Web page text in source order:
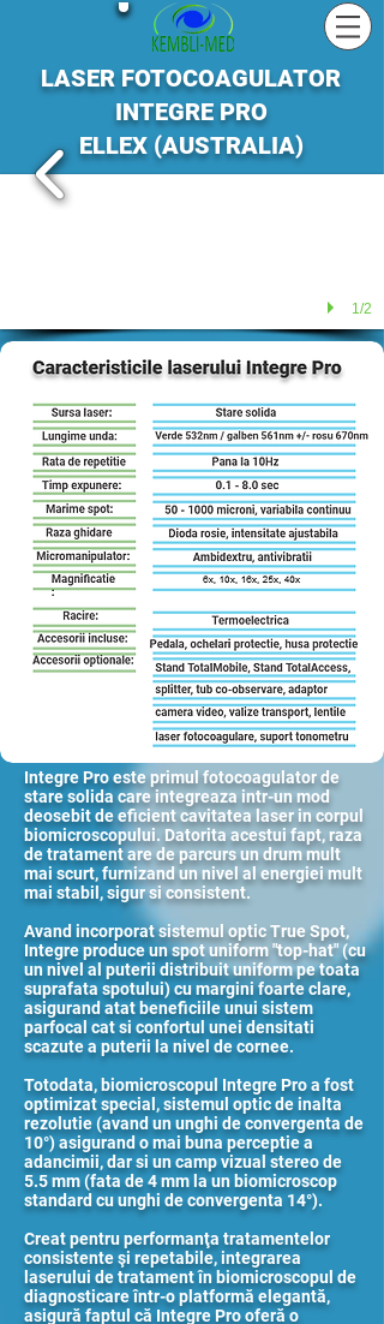
LASER FOTOCOAGULATOR
INTEGRE PRO
ELLEX (AUSTRALIA)
​​Integre Pro este primul fotocoagulator de
stare solida care integreaza intr-un mod
deosebit de eficient cavitatea laser in corpul
biomicroscopului. Datorita acestui fapt, raza
de tratament are de parcurs un drum mult
mai scurt, furnizand un nivel al energiei mult
mai stabil, sigur si consistent.
Avand incorporat sistemul optic True Spot,
Integre produce un spot uniform "top-hat" (cu
un nivel al puterii distribuit uniform pe toata
suprafata spotului) cu margini foarte clare,
asigurand atat beneficiile unui sistem
parfocal cat si confortul unei densitati
scazute a puterii la nivel de cornee.
Totodata, biomicroscopul Integre Pro a fost
optimizat special, sistemul optic de inalta
rezolutie (avand un unghi de convergenta de
10°) asigurand o mai buna perceptie a
adancimii, dar si un camp vizual stereo de
5.5 mm (fata de 4 mm la un biomicroscop
standard cu unghi de convergenta 14°).
Creat pentru performanţa tratamentelor
consistente şi repetabile, integrarea
laserului de tratament în biomicroscopul de
diagnosticare într-o platformă elegantă,
asigură faptul că Integre Pro oferă o
1/2